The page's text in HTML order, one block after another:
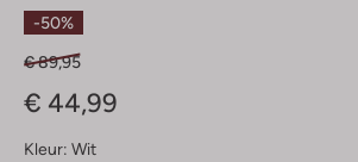
Sterren
-50%
€ 89,95
€ 44,99
Kleur: Wit